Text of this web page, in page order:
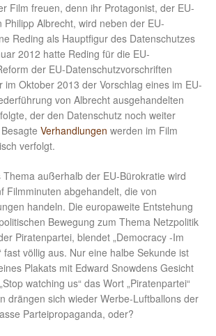
Film freuen, denn ihr Protagonist, der EU-
Philipp Albrecht, wird neben der EU-
Reding als Hauptfigur des Datenschutzes
2012 hatte Reding für die EU-
der EU-Datenschutzvorschriften
im Oktober 2013 der Vorschlag eines im EU-
von Albrecht ausgehandelten
der den Datenschutz noch weiter
Verhandlungen werden im Film
verfolgt.
außerhalb der EU-Bürokratie wird
Filmminuten abgehandelt, die von
handeln. Die europaweite Entstehung
Bewegung zum Thema Netzpolitik
Piratenpartei, blendet „Democracy -Im
fast völlig aus. Nur eine halbe Sekunde ist
Plakats mit Edward Snowdens Gesicht
watching us“ das Wort „Piratenpartei“
drängen sich wieder Werbe-Luftballons der
Parteipropaganda, oder?